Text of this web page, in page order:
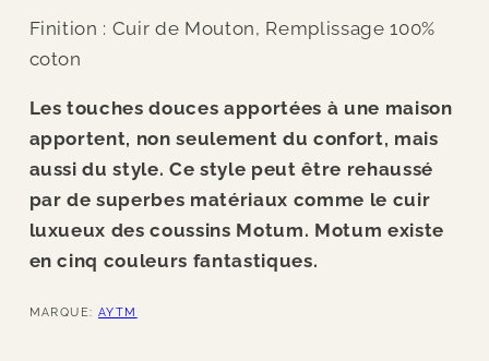
Finition : Cuir de Mouton, Remplissage 100%
coton
Les touches douces apportées à une maison
apportent, non seulement du confort, mais
aussi du style. Ce style peut être rehaussé
par de superbes matériaux comme le cuir
luxueux des coussins Motum. Motum existe
en cinq couleurs fantastiques.
MARQUE: AYTM